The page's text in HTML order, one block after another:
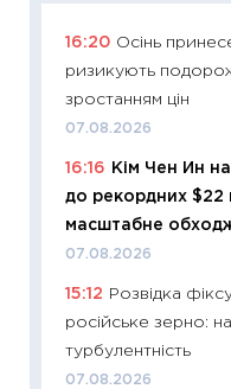
16:20 Осінь
ризикують
зростанням цін
07.08.2026
16:16
Кім Чен Ин
до рекордних $22
масштабне
07.08.2026
15:12
Розвідка
російське зерно:
турбулентність
07.08.2026